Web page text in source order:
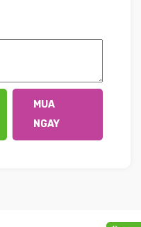
MUA
NGAY